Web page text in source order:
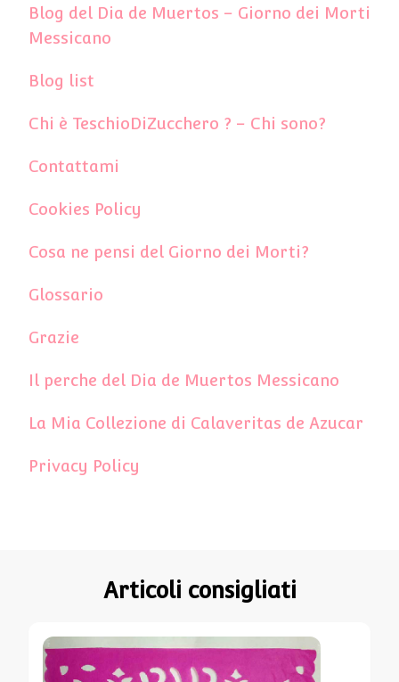
Blog del Dia de Muertos – Giorno dei Morti
Messicano
Blog list
Chi è TeschioDiZucchero ? – Chi sono?
Contattami
Cookies Policy
Cosa ne pensi del Giorno dei Morti?
Glossario
Grazie
Il perche del Dia de Muertos Messicano
La Mia Collezione di Calaveritas de Azucar
Privacy Policy
Articoli consigliati